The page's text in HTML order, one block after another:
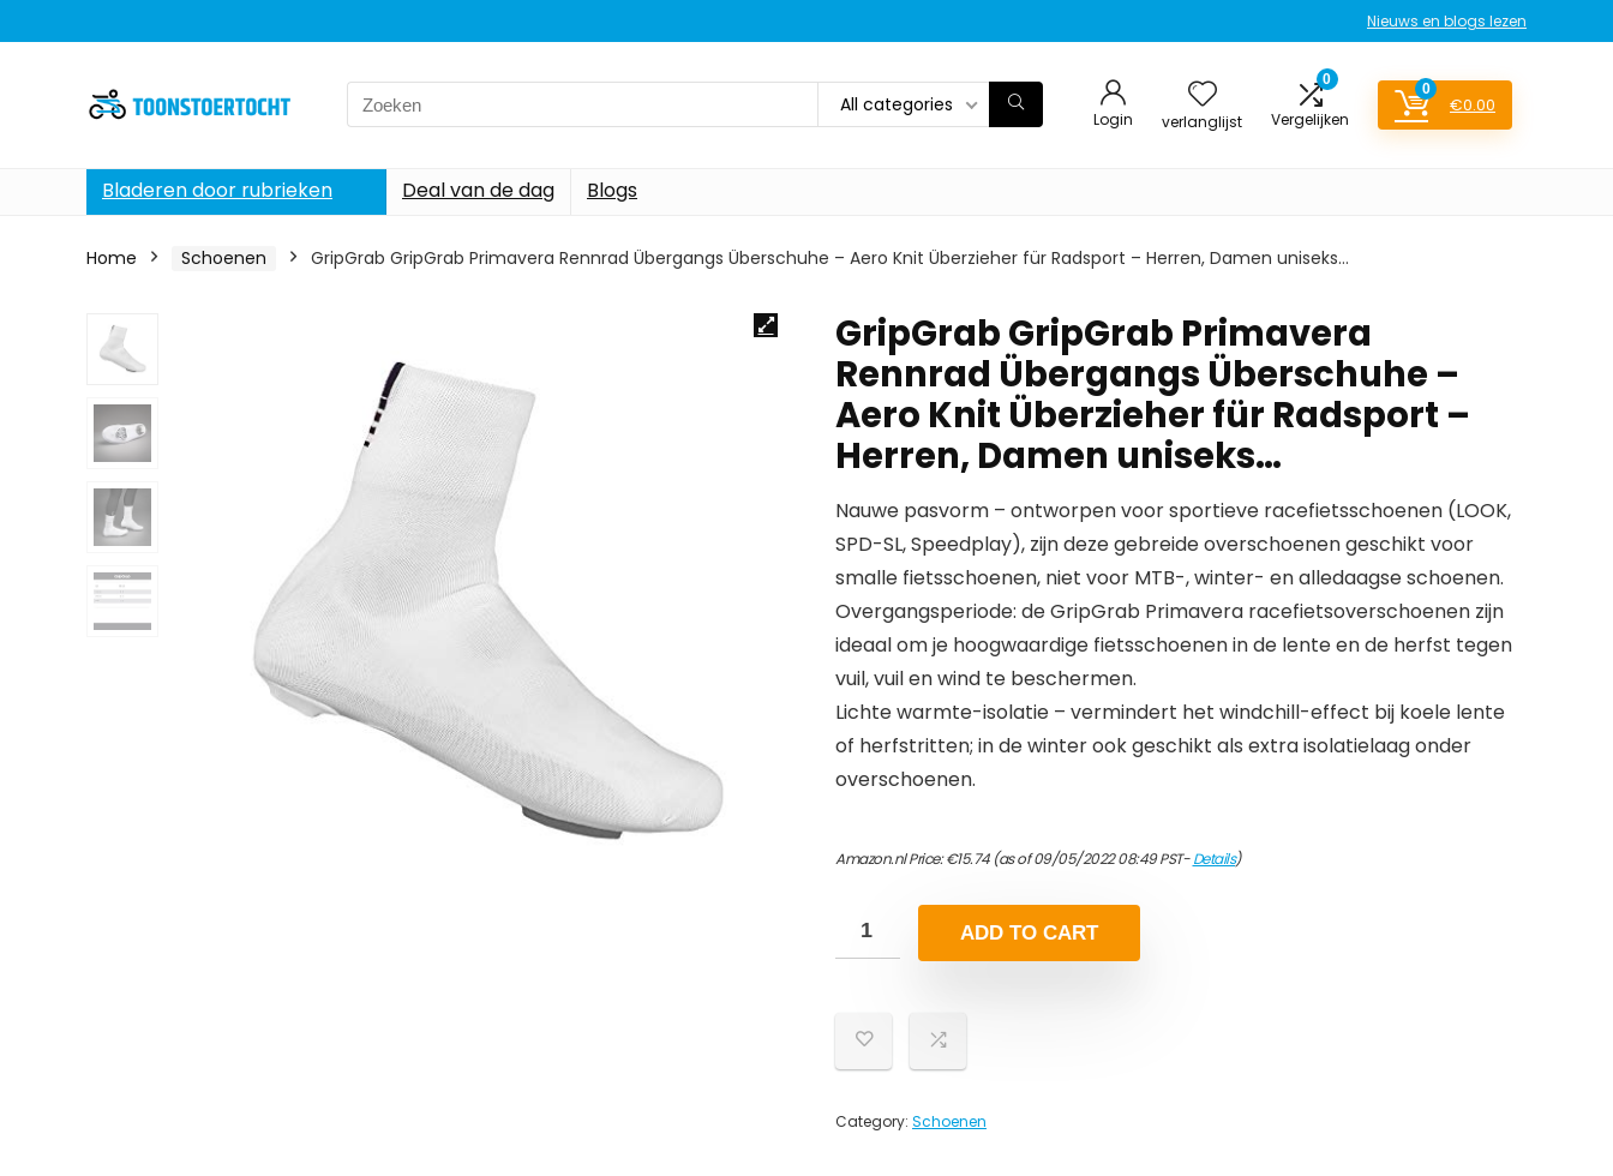
Nieuws en blogs lezen
Search
for:
All categories
Login verlanglijst
0
Vergelijken
0
€0.00
Bladeren door rubrieken Deal van de dag Blogs
Home Schoenen GripGrab GripGrab Primavera Rennrad Übergangs Überschuhe – Aero Knit Überzieher für Radsport – Herren, Damen uniseks…
GripGrab GripGrab Primavera
Rennrad Übergangs Überschuhe –
Aero Knit Überzieher für Radsport –
Herren, Damen uniseks…
Nauwe pasvorm – ontworpen voor sportieve racefietsschoenen (LOOK,
SPD-SL, Speedplay), zijn deze gebreide overschoenen geschikt voor
smalle fietsschoenen, niet voor MTB-, winter- en alledaagse schoenen.
Overgangsperiode: de GripGrab Primavera racefietsoverschoenen zijn
ideaal om je hoogwaardige fietsschoenen in de lente en de herfst tegen
vuil, vuil en wind te beschermen.
Lichte warmte-isolatie – vermindert het windchill-effect bij koele lente
of herfstritten; in de winter ook geschikt als extra isolatielaag onder
overschoenen.
Amazon.nl Price:€15.74(as of 09/05/2022 08:49 PST-Details)
ADD TO CART
Category: Schoenen